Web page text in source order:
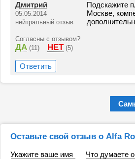
Дмитрий
05.05.2014
нейтральный отзыв
Согласны с отзывом?
ДА (11) НЕТ (5)
Подскажите
Москве,
Ответить
Оставьте свой отзыв о Alfa
Укажите ваше имя Что думаете